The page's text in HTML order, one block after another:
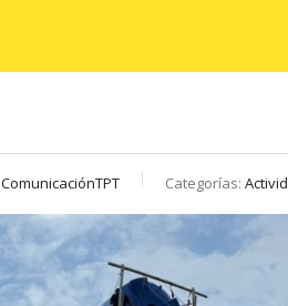
ComunicaciónTPT Categorías: